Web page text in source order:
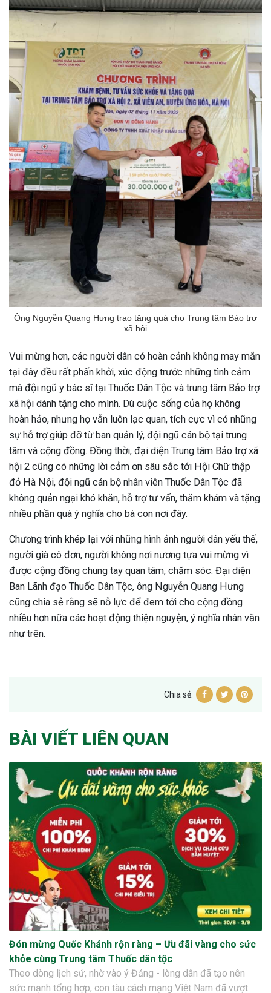
Ông Nguyễn Quang Hưng trao tặng quà cho Trung tâm Bảo trợ
xã hội
Vui mừng hơn, các người dân có hoàn cảnh không may mắn
tại đây đều rất phấn khởi, xúc động trước những tình cảm
mà đội ngũ y bác sĩ tại Thuốc Dân Tộc và trung tâm Bảo trợ
xã hội dành tặng cho mình. Dù cuộc sống của họ không
hoàn hảo, nhưng họ vẫn luôn lạc quan, tích cực vì có những
sự hỗ trợ giúp đỡ từ ban quản lý, đội ngũ cán bộ tại trung
tâm và cộng đồng. Đồng thời, đại diện Trung tâm Bảo trợ xã
hội 2 cũng có những lời cảm ơn sâu sắc tới Hội Chữ thập
đỏ Hà Nội, đội ngũ cán bộ nhân viên Thuốc Dân Tộc đã
không quản ngại khó khăn, hỗ trợ tư vấn, thăm khám và tặng
nhiều phần quà ý nghĩa cho bà con nơi đây.
Chương trình khép lại với những hình ảnh người dân yếu thế,
người già cô đơn, người không nơi nương tựa vui mừng vì
được cộng đồng chung tay quan tâm, chăm sóc. Đại diện
Ban Lãnh đạo Thuốc Dân Tộc, ông Nguyễn Quang Hưng
cũng chia sẻ rằng sẽ nỗ lực để đem tới cho cộng đồng
nhiều hơn nữa các hoạt động thiện nguyện, ý nghĩa nhân văn
như trên.
Chia sẻ:
BÀI VIẾT LIÊN QUAN
Đón mừng Quốc Khánh rộn ràng – Ưu đãi vàng cho sức
khỏe cùng Trung tâm Thuốc dân tộc
Theo dòng lịch sử, nhờ vào ý Đảng - lòng dân đã tạo nên
sức mạnh tổng hợp, con tàu cách mạng Việt Nam đã vượt